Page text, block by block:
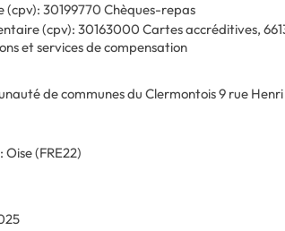
(cpv): 30199770 Chèques-repas
(cpv): 30163000 Cartes accréditives,
et services de compensation
de communes du Clermontois9 rue
: Oise(FRE22)